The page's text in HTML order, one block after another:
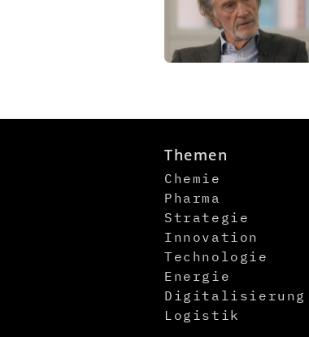
Themen
Chemie
Pharma
Strategie
Innovation
Technologie
Energie
Digitalisierung
Logistik